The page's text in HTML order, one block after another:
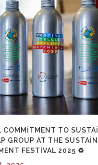
COMMITMENT TO
GROUP AT THE
FESTIVAL 2025 ♻️